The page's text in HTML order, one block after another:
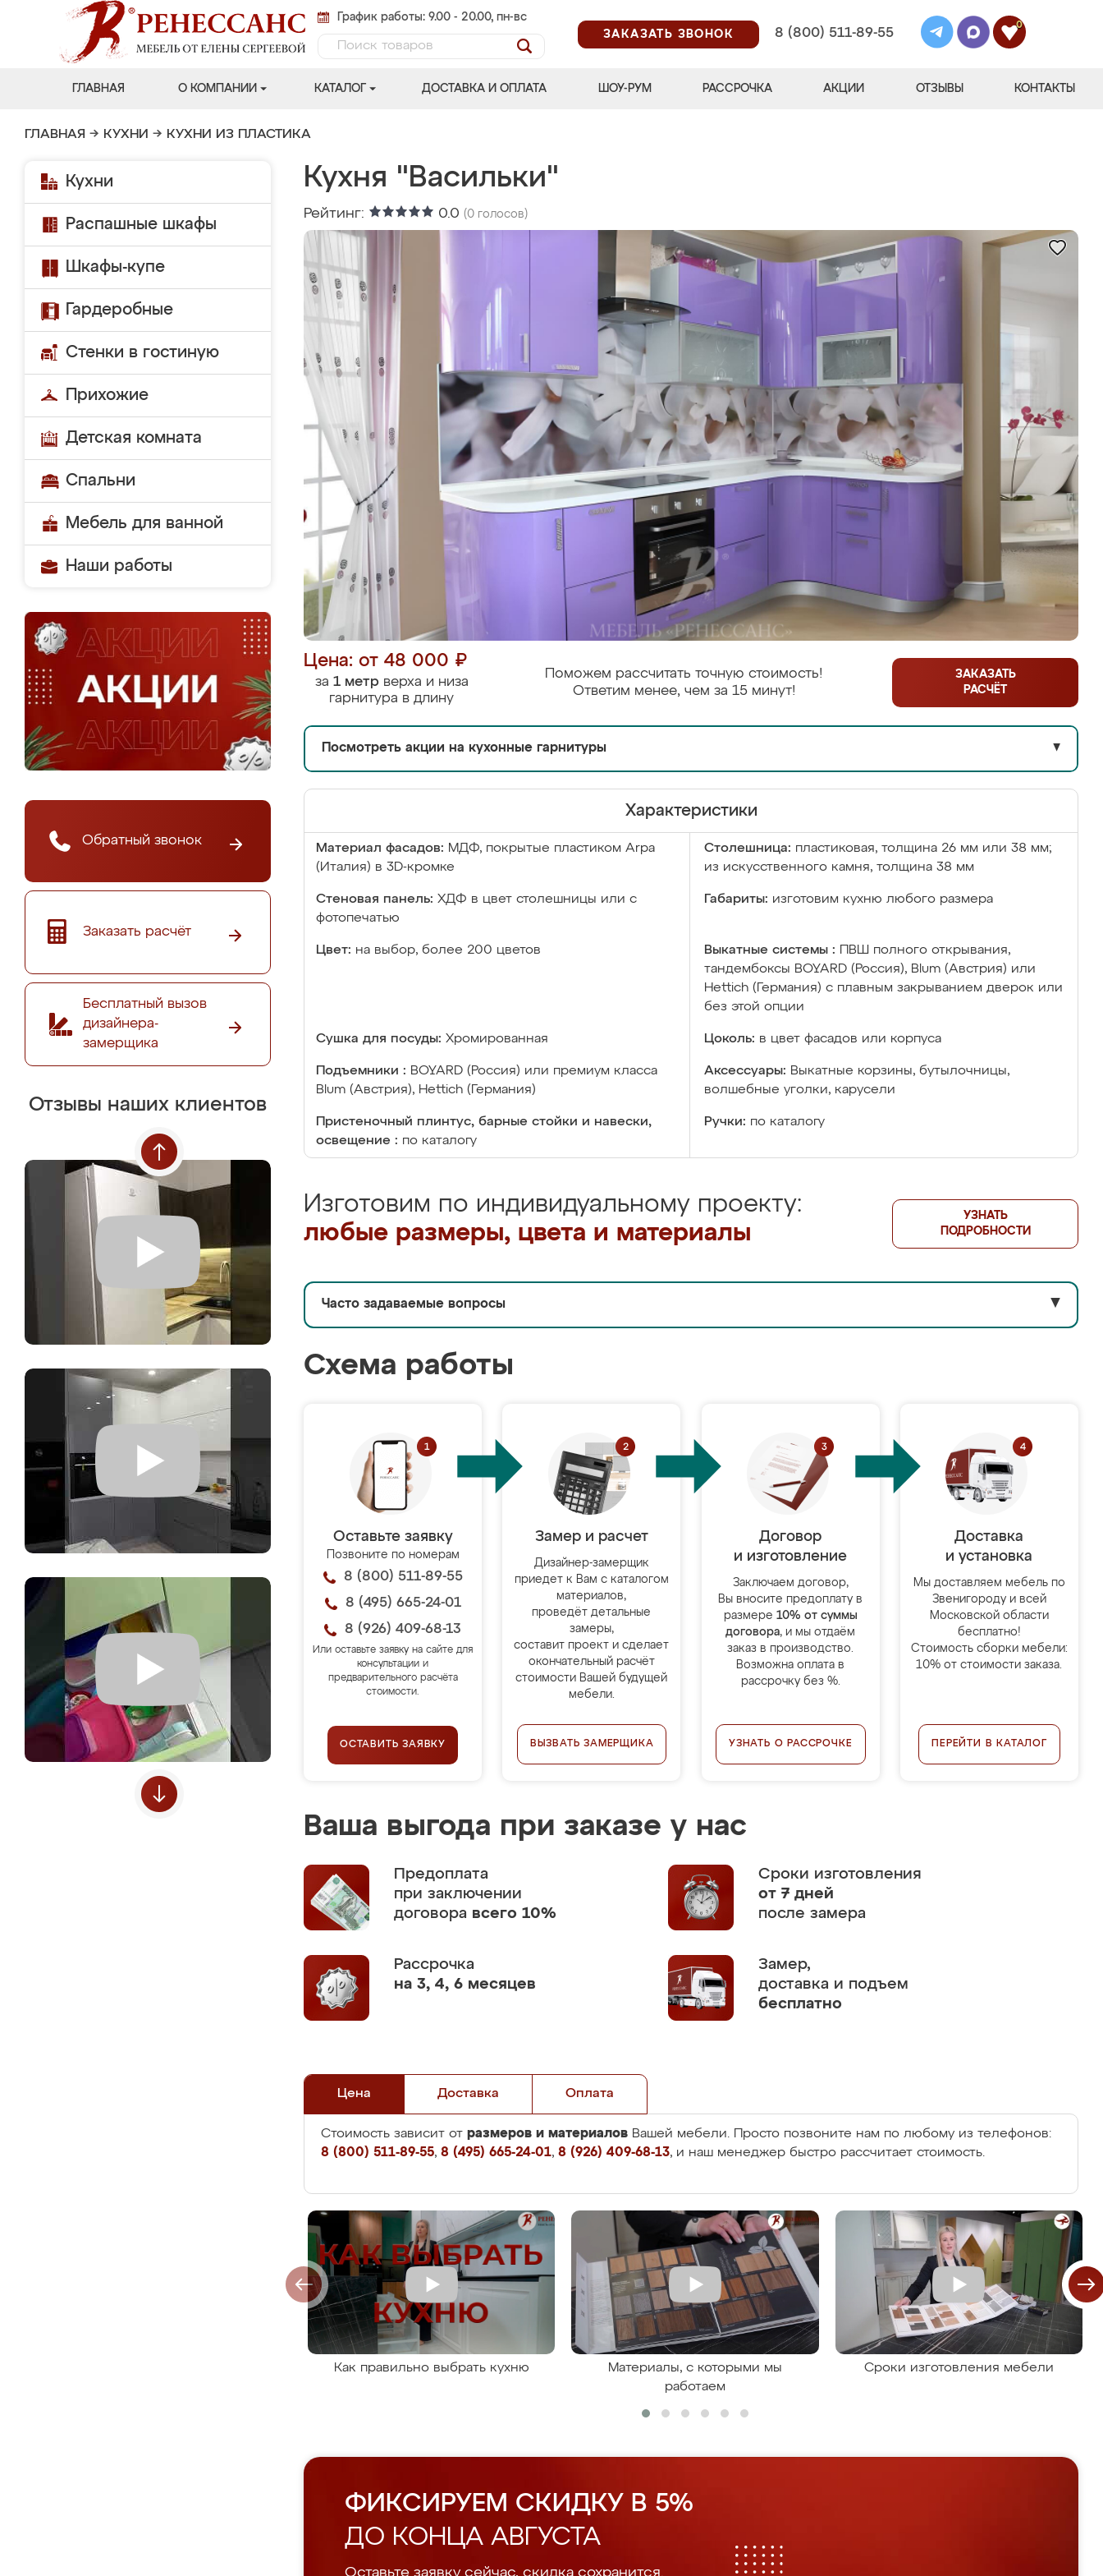
График работы: 9.00 - 20.00, пн-вс
ЗАКАЗАТЬ ЗВОНОК
8 (800) 511-89-55
0
ГЛАВНАЯ О КОМПАНИИ КАТАЛОГ ДОСТАВКА И ОПЛАТА ШОУ-РУМ РАССРОЧКА АКЦИИ ОТЗЫВЫ КОНТАКТЫ
ГЛАВНАЯ → КУХНИ → КУХНИ ИЗ ПЛАСТИКА
Кухни
Распашные шкафы
Шкафы-купе
Гардеробные
Стенки в гостиную
Прихожие
Детская комната
Спальни
Мебель для ванной
Наши работы
Обратный звонок
Заказать расчёт
Бесплатный вызов
дизайнера-
замерщика
Отзывы наших клиентов
Кухня "Васильки"
Рейтинг: 0.0 (0 голосов)
Цена: от 48 000 ₽
за 1 метрверха и низа
гарнитура в длину
Поможем рассчитать точную стоимость!
Ответим менее, чем за 15 минут!
ЗАКАЗАТЬ
РАСЧЁТ
Посмотреть акции на кухонные гарнитуры ▼
Характеристики
Материал фасадов: МДФ, покрытые пластиком Arpa
(Италия) в 3D-кромке
Столешница: пластиковая, толщина 26 мм или 38 мм;
из искусственного камня, толщина 38 мм
Стеновая панель: ХДФ в цвет столешницы или с
фотопечатью
Габариты: изготовим кухню любого размера
Цвет: на выбор, более 200 цветов Выкатные системы :
ПВШ полного открывания,
тандембоксы BOYARD (Россия), Blum (Австрия) или
Hettich (Германия) с плавным закрыванием дверок или
без этой опции
Сушка для посуды: Хромированная Цоколь: в цвет фасадов или корпуса
Подъемники : BOYARD (Россия) или премиум класса
Blum (Австрия), Hettich (Германия)
Аксессуары: Выкатные корзины, бутылочницы,
волшебные уголки, карусели
Пристеночный плинтус, барные стойки и навески,
освещение : по каталогу
Ручки: по каталогу
Изготовим по индивидуальному проекту:
любые размеры, цвета и материалы
УЗНАТЬ
ПОДРОБНОСТИ
Часто задаваемые вопросы ▼
Схема работы
Оставьте заявку
Позвоните по номерам
8 (800) 511-89-55
8 (495) 665-24-01
8 (926) 409-68-13
Или оставьте заявку на сайте для
консультации и
предварительного расчёта
стоимости.
ОСТАВИТЬ ЗАЯВКУ
Замер и расчет
Дизайнер-замерщик
приедет к Вам с каталогом
материалов,
проведёт детальные
замеры,
составит проект и сделает
окончательный расчёт
стоимости Вашей будущей
мебели.
ВЫЗВАТЬ ЗАМЕРЩИКА
Договор
и изготовление
Заключаем договор,
Вы вносите предоплату в
размере 10% от суммы
договора, и мы отдаём
заказ в производство.
Возможна оплата в
рассрочку без %.
УЗНАТЬ О РАССРОЧКЕ
Доставка
и установка
Мы доставляем мебель по
Звенигороду и всей
Московской области
бесплатно!
Стоимость сборки мебели:
10% от стоимости заказа.
ПЕРЕЙТИ В КАТАЛОГ
Ваша выгода при заказе у нас
Предоплата
при заключении
договора всего 10%
Сроки изготовления
от 7 дней
после замера
Рассрочка
на 3, 4, 6 месяцев
Замер,
доставка и подъем
бесплатно
Цена Доставка Оплата
Стоимость зависит от размеров и материалов Вашей мебели. Просто позвоните нам по любому из телефонов:
8 (800) 511-89-55, 8 (495) 665-24-01, 8 (926) 409-68-13, и наш менеджер быстро рассчитает стоимость.
Как правильно выбрать кухню
Материалы, с которыми мы
работаем
Сроки изготовления мебели
ФИКСИРУЕМ СКИДКУ В 5%
ДО КОНЦА АВГУСТА
Оставьте заявку сейчас, скидка сохранится.